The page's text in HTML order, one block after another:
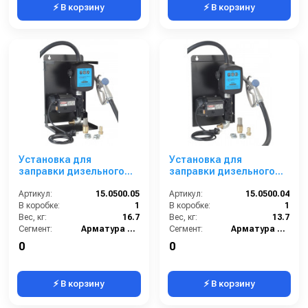
⚡ В корзину ⚡ В корзину
Установка для
заправки дизельного
пистолетом с отсечкой
мобильная 220 В
Артикул:
15.0500.05
В коробке:
1
Вес, кг:
16.7
Сегмент:
Арматура высокого давления
0
⚡ В корзину
Установка для
заправки дизельного
пистолетом без
отсечки настенная 220В
Артикул:
15.0500.04
В коробке:
1
Вес, кг:
13.7
Сегмент:
Арматура высокого давления
0
⚡ В корзину